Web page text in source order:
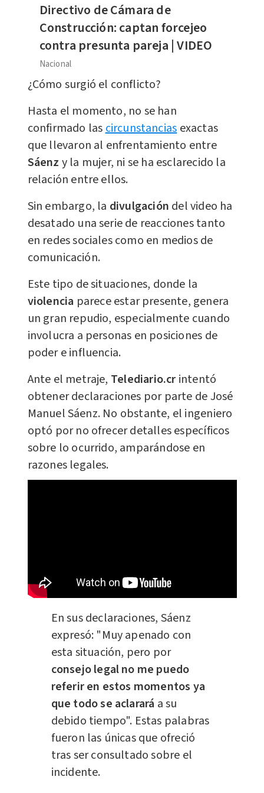
Directivo de Cámara de
Construcción: captan forcejeo
contra presunta pareja | VIDEO
Nacional
¿Cómo surgió el conflicto?
Hasta el momento, no se han
confirmado lascircunstanciasexactas
que llevaron al enfrentamiento entre
Sáenz y la mujer, ni se ha esclarecido la
relación entre ellos.
Sin embargo, la divulgación del video ha
desatado una serie de reacciones tanto
en redes sociales como en medios de
comunicación.
Este tipo de situaciones, donde la
violencia parece estar presente, genera
un gran repudio, especialmente cuando
involucra a personas en posiciones de
poder e influencia.
Ante el metraje, Telediario.cr intentó
obtener declaraciones por parte de José
Manuel Sáenz. No obstante, el ingeniero
optó por no ofrecer detalles específicos
sobre lo ocurrido, amparándose en
razones legales.
En sus declaraciones, Sáenz
expresó: "Muy apenado con
esta situación, pero por
consejo legal no me puedo
referir en estos momentos ya
que todo se aclarará a su
debido tiempo". Estas palabras
fueron las únicas que ofreció
tras ser consultado sobre el
incidente.